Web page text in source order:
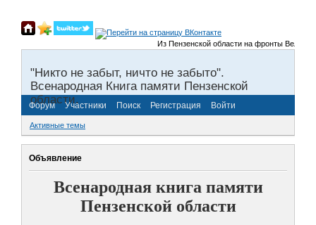
Из Пензенской области на фронты
"Никто не забыт, ничто не забыто".
Всенародная Книга памяти Пензенской
области.
Форум Участники Поиск Регистрация Войти
Активные темы
Объявление
Всенародная книга памяти
Пензенской области